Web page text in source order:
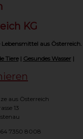
KG
aus Österreich.
Tiere| Gesundes Wasser|
aus Österreich
13
7350 8008